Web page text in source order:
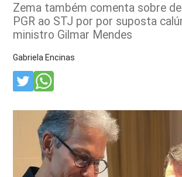
Zema também comenta sobre
PGR ao STJ por por suposta
ministro Gilmar Mendes
Gabriela Encinas